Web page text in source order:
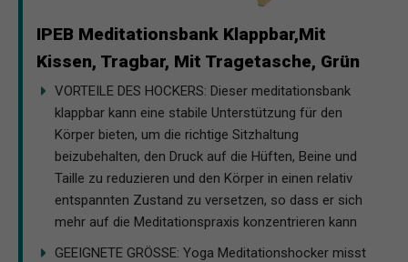
IPEB Meditationsbank Klappbar,Mit
Kissen, Tragbar, Mit Tragetasche, Grün
VORTEILE DES HOCKERS: Dieser meditationsbank
klappbar kann eine stabile Unterstützung für den
Körper bieten, um die richtige Sitzhaltung
beizubehalten, den Druck auf die Hüften, Beine und
Taille zu reduzieren und den Körper in einen relativ
entspannten Zustand zu versetzen, so dass er sich
mehr auf die Meditationspraxis konzentrieren kann
GEEIGNETE GRÖSSE: Yoga Meditationshocker misst